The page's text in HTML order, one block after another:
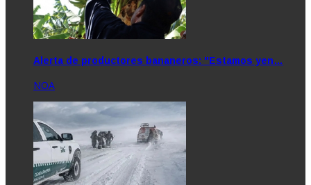
Alerta de productores bananeros: "Estamos yen…
NOA